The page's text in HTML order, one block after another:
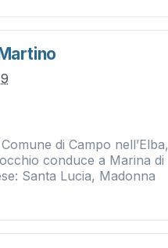
di Campo nell’Elba,
conduce a Marina di
Santa Lucia, Madonna